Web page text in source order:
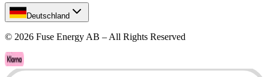
Deutschland
© 2026 Fuse Energy AB – All Rights Reserved